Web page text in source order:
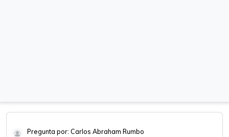
Pregunta por: Carlos Abraham Rumbo